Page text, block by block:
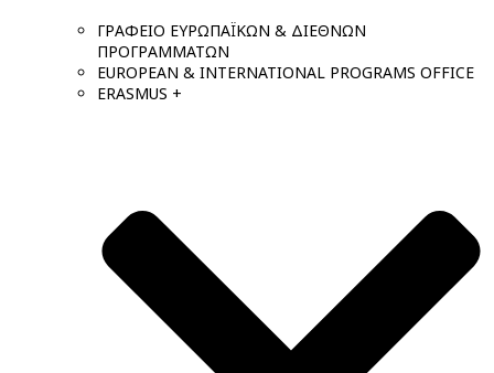
ΓΡΑΦΕΙΟ ΕΥΡΩΠΑΪΚΩΝ & ΔΙΕΘΝΩΝ
ΠΡΟΓΡΑΜΜΑΤΩΝ
EUROPEAN & INTERNATIONAL PROGRAMS OFFICE
ERASMUS +